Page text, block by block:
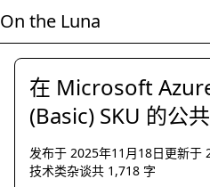
On the Luna
在 Microsoft
(Basic) SKU 的公
发布于 2025年11月18日更新于
技术类杂谈共 1,718 字